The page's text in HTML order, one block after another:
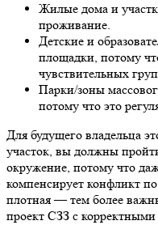
Жилые дома и
проживание.
Детские и
площадки, потому
чувствительных
Парки/зоны
потому что это
Для будущего владельца
участок, вы должны
окружение, потому что
компенсирует конфликт
плотная — тем более
проект СЗЗ с корректными